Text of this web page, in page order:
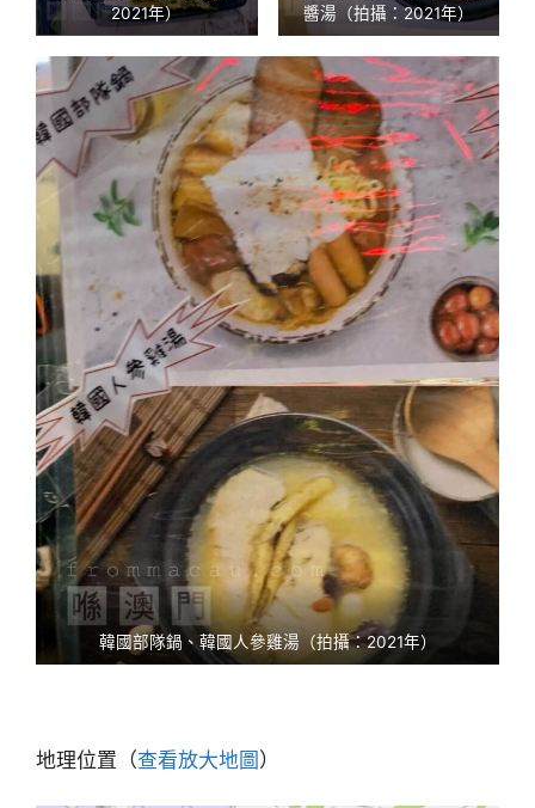
2021年）
醬湯（拍攝：2021年）
韓國部隊鍋、韓國人參雞湯（拍攝：2021年）
地理位置（查看放大地圖）